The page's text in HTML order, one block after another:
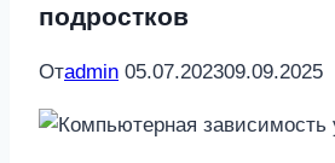
подростков
Отadmin 05.07.202309.09.2025